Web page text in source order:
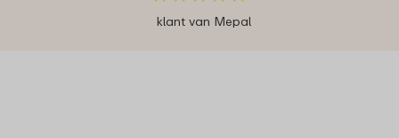
klant van Mepal